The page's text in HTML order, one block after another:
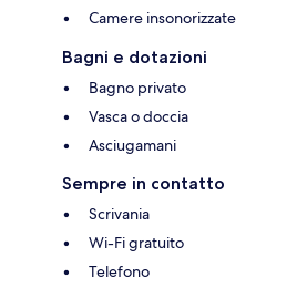
Camere insonorizzate
Bagni e dotazioni
Bagno privato
Vasca o doccia
Asciugamani
Sempre in contatto
Scrivania
Wi-Fi gratuito
Telefono